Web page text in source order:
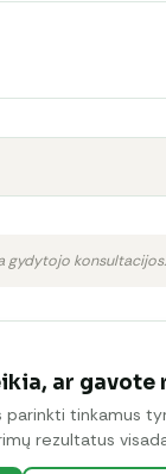
gydytojo
ar gavote
tinkamus
rezultatus